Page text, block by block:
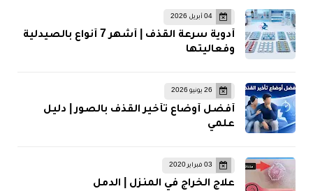
04 أبريل 2026
أدوية سرعة القذف | أشهر 7 أنواع بالصيدلية
وفعاليتها
26 يونيو 2026
أفضل أوضاع تأخير القذف بالصور | دليل
علمي
03 فبراير 2020
علاج الخراج في المنزل | الدمل